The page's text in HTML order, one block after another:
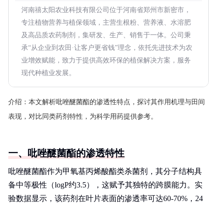
河南禧太阳农业科技有限公司位于河南省郑州市新密市，
专注植物营养与植保领域，主营生根粉、营养液、水溶肥
及高品质农药制剂，集研发、生产、销售于一体。公司秉
承“从企业到农田·让客户更省钱”理念，依托先进技术为农
业增效赋能，致力于提供高效环保的植保解决方案，服务
现代种植业发展。
介绍： 本文解析吡唑醚菌酯的渗透性特点，探讨其作用机理与田间
表现，对比同类药剂特性，为科学用药提供参考。
一、吡唑醚菌酯的渗透特性
吡唑醚菌酯作为甲氧基丙烯酸酯类杀菌剂，其分子结构具
备中等极性（logP约3.5），这赋予其独特的跨膜能力。实
验数据显示，该药剂在叶片表面的渗透率可达60-70%，24